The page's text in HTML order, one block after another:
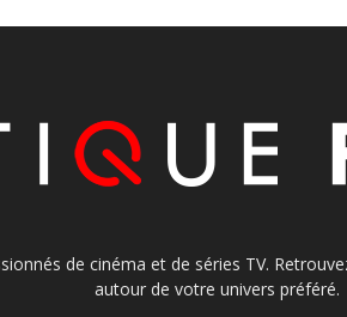
de cinéma et de séries TV.
autour de votre univers préféré.